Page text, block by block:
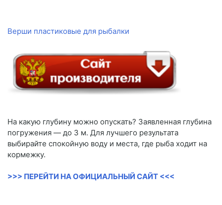
Верши пластиковые для рыбалки
На какую глубину можно опускать? Заявленная глубина
погружения — до 3 м. Для лучшего результата
выбирайте спокойную воду и места, где рыба ходит на
кормежку.
>>> ПЕРЕЙТИ НА ОФИЦИАЛЬНЫЙ САЙТ <<<